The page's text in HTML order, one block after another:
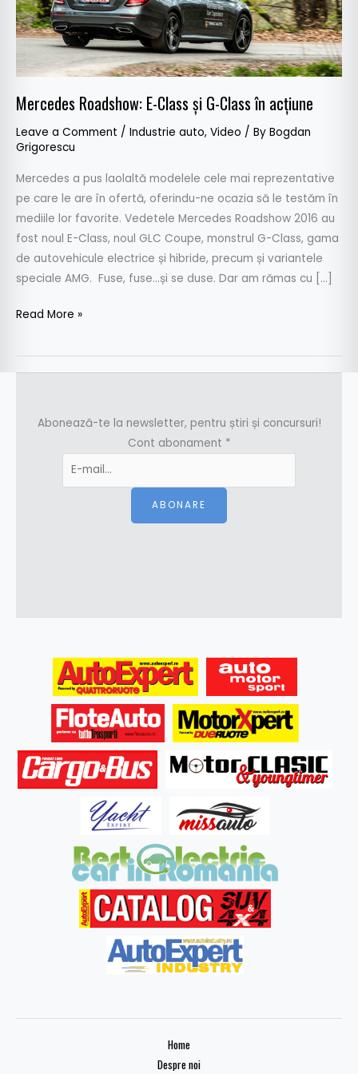
Mercedes Roadshow: E-Class și G-Class în acțiune
Leave a Comment / Industrie auto, Video / By Bogdan
Grigorescu
Mercedes a pus laolaltă modelele cele mai reprezentative
pe care le are în ofertă, oferindu-ne ocazia să le testăm în
mediile lor favorite. Vedetele Mercedes Roadshow 2016 au
fost noul E-Class, noul GLC Coupe, monstrul G-Class, gama
de autovehicule electrice și hibride, precum și variantele
speciale AMG. Fuse, fuse…și se duse. Dar am rămas cu […]
în
acțiune
Read More »
Abonează-te la newsletter, pentru știri și concursuri!
Cont abonament *
ABONARE
Home
Despre noi